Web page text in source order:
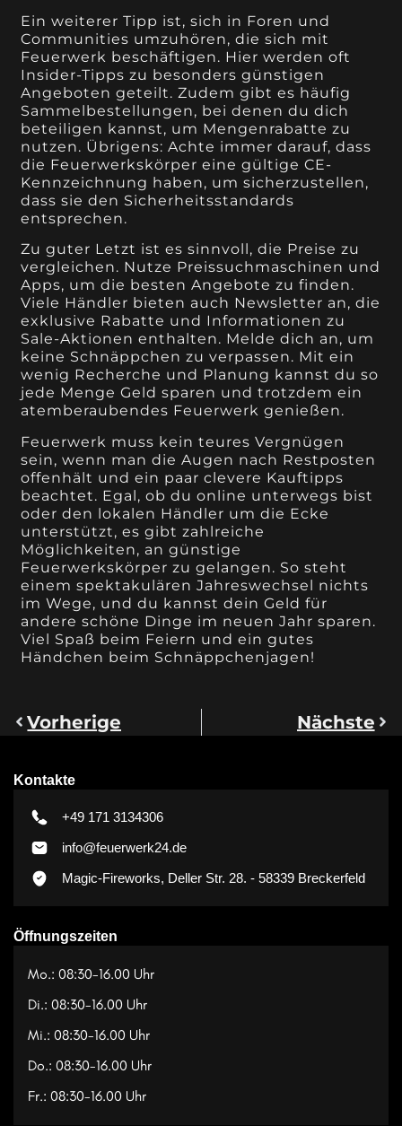
Ein weiterer Tipp ist, sich in Foren und
Communities umzuhören, die sich mit
Feuerwerk beschäftigen. Hier werden oft
Insider-Tipps zu besonders günstigen
Angeboten geteilt. Zudem gibt es häufig
Sammelbestellungen, bei denen du dich
beteiligen kannst, um Mengenrabatte zu
nutzen. Übrigens: Achte immer darauf, dass
die Feuerwerkskörper eine gültige CE-
Kennzeichnung haben, um sicherzustellen,
dass sie den Sicherheitsstandards
entsprechen.
Zu guter Letzt ist es sinnvoll, die Preise zu
vergleichen. Nutze Preissuchmaschinen und
Apps, um die besten Angebote zu finden.
Viele Händler bieten auch Newsletter an, die
exklusive Rabatte und Informationen zu
Sale-Aktionen enthalten. Melde dich an, um
keine Schnäppchen zu verpassen. Mit ein
wenig Recherche und Planung kannst du so
jede Menge Geld sparen und trotzdem ein
atemberaubendes Feuerwerk genießen.
Feuerwerk muss kein teures Vergnügen
sein, wenn man die Augen nach Restposten
offenhält und ein paar clevere Kauftipps
beachtet. Egal, ob du online unterwegs bist
oder den lokalen Händler um die Ecke
unterstützt, es gibt zahlreiche
Möglichkeiten, an günstige
Feuerwerkskörper zu gelangen. So steht
einem spektakulären Jahreswechsel nichts
im Wege, und du kannst dein Geld für
andere schöne Dinge im neuen Jahr sparen.
Viel Spaß beim Feiern und ein gutes
Händchen beim Schnäppchenjagen!
Vorherige Nächste
Kontakte
+49 171 3134306
info@feuerwerk24.de
Magic-Fireworks, Deller Str. 28. - 58339 Breckerfeld
Öffnungszeiten
Mo.: 08:30-16.00 Uhr
Di.: 08:30-16.00 Uhr
Mi.: 08:30-16.00 Uhr
Do.: 08:30-16.00 Uhr
Fr.: 08:30-16.00 Uhr